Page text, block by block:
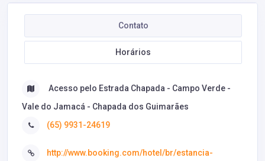
Contato
Horários
Acesso pelo Estrada Chapada - Campo Verde -
Vale do Jamacá - Chapada dos Guimarães
(65) 9931-24619
http://www.booking.com/hotel/br/estancia-